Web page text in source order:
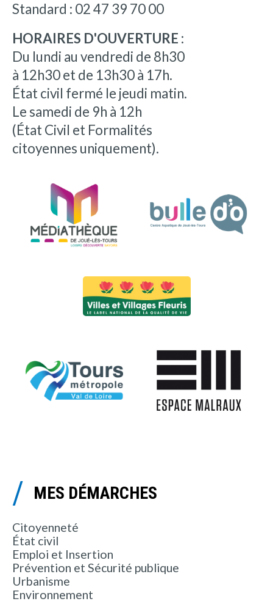
Standard : 02 47 39 70 00
HORAIRES D'OUVERTURE :
Du lundi au vendredi de 8h30
à 12h30 et de 13h30 à 17h.
État civil fermé le jeudi matin.
Le samedi de 9h à 12h
(État Civil et Formalités
citoyennes uniquement).
MES DÉMARCHES
Citoyenneté
État civil
Emploi et Insertion
Prévention et Sécurité publique
Urbanisme
Environnement